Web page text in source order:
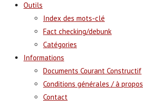
Outils
Index des mots-clé
Fact checking/debunk
Catégories
Informations
Documents Courant Constructif
Conditions générales / à propos
Contact